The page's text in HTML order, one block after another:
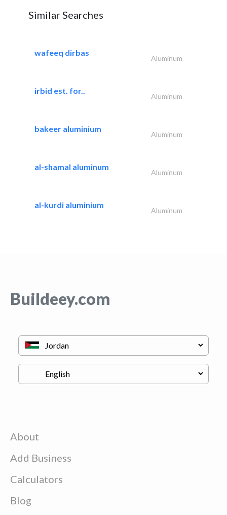
Similar Searches
wafeeq dirbas
Aluminum
irbid est. for..
Aluminum
bakeer aluminium
Aluminum
al-shamal aluminum
Aluminum
al-kurdi aluminium
Aluminum
Buildeey.com
About
Add Business
Calculators
Blog